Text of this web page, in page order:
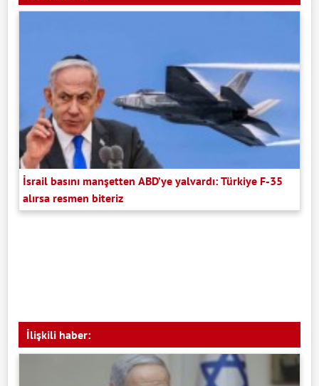
İsrail basını manşetten ABD’ye yalvardı: Türkiye F-35
alırsa resmen biteriz
İlişkili haber: